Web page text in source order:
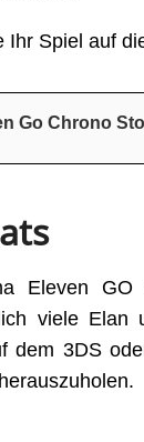
Spiel auf
Go Chrono
Eleven GO
viele Elan
dem 3DS